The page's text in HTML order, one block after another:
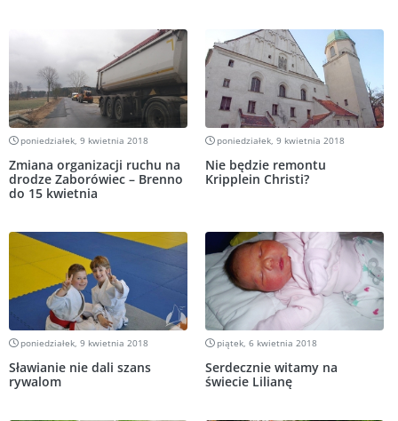
poniedziałek, 9 kwietnia 2018
Zmiana organizacji ruchu na
drodze Zaborówiec – Brenno
do 15 kwietnia
poniedziałek, 9 kwietnia 2018
Nie będzie remontu
Kripplein Christi?
poniedziałek, 9 kwietnia 2018
Sławianie nie dali szans
rywalom
piątek, 6 kwietnia 2018
Serdecznie witamy na
świecie Lilianę